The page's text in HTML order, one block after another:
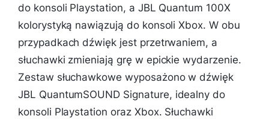
do konsoli Playstation, a JBL Quantum 100X
kolorystyką nawiązują do konsoli Xbox. W obu
przypadkach dźwięk jest przetrwaniem, a
słuchawki zmieniają grę w epickie wydarzenie.
Zestaw słuchawkowe wyposażono w dźwięk
JBL QuantumSOUND Signature, idealny do
konsoli Playstation oraz Xbox. Słuchawki